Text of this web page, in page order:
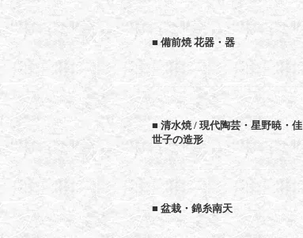
■ 備前焼 花器・器
■ 清水焼 / 現代陶芸・星野暁・佳
世子の造形
■ 盆栽・錦糸南天